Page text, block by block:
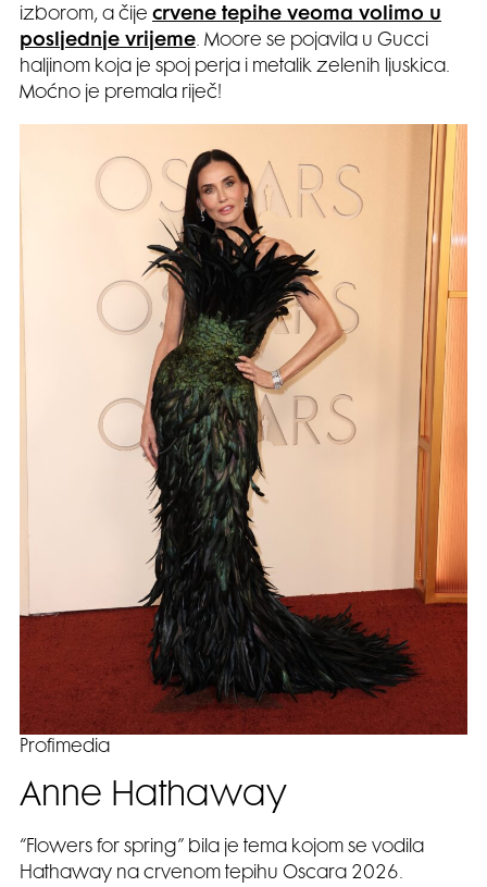
izborom, a čije crvene tepihe veoma volimo u
posljednje vrijeme. Moore se pojavila u Gucci
haljinom koja je spoj perja i metalik zelenih ljuskica.
Moćno je premala riječ!
Profimedia
Anne Hathaway
“Flowers for spring” bila je tema kojom se vodila
Hathaway na crvenom tepihu Oscara 2026.